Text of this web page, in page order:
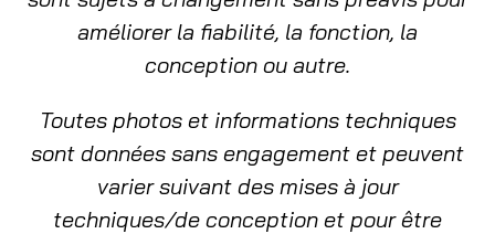
améliorer la fiabilité, la fonction, la
conception ou autre.
Toutes photos et informations techniques
sont données sans engagement et peuvent
varier suivant des mises à jour
techniques/de conception et pour être